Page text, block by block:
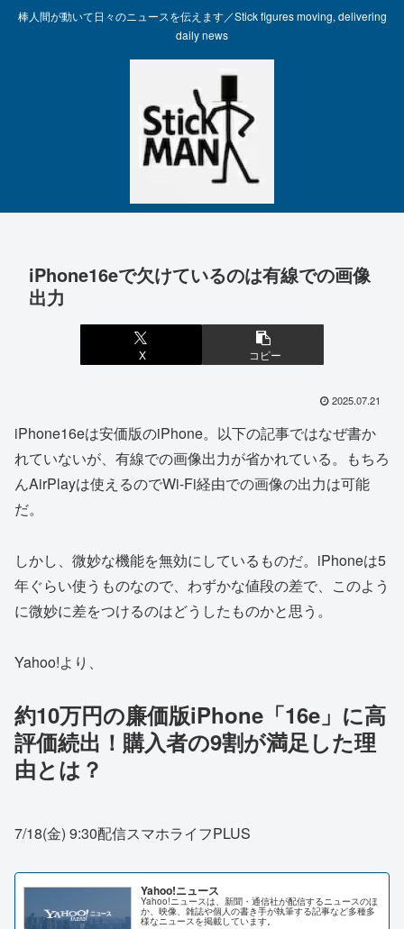
棒人間が動いて日々のニュースを伝えます／Stick figures moving, delivering
daily news
iPhone16eで欠けているのは有線での画像
出力
X コピー
2025.07.21
iPhone16eは安価版のiPhone。以下の記事ではなぜ書か
れていないが、有線での画像出力が省かれている。もちろ
んAirPlayは使えるのでWi-Fi経由での画像の出力は可能
だ。
しかし、微妙な機能を無効にしているものだ。iPhoneは5
年ぐらい使うものなので、わずかな値段の差で、このよう
に微妙に差をつけるのはどうしたものかと思う。
Yahoo!より、
約10万円の廉価版iPhone「16e」に高
評価続出！購入者の9割が満足した理
由とは？
7/18(金) 9:30配信スマホライフPLUS
Yahoo!ニュース
Yahoo!ニュースは、新聞・通信社が配信するニュースのほ
か、映像、雑誌や個人の書き手が執筆する記事など多種多
様なニュースを掲載しています。